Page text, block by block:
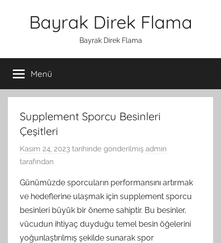
Bayrak Direk Flama
Bayrak Direk Flama
Menü
Supplement Sporcu Besinleri
Çeşitleri
Kasım 24, 2023 tarihinde gönderilmiş admin
tarafından
Günümüzde sporcuların performansını artırmak
ve hedeflerine ulaşmak için supplement sporcu
besinleri büyük bir öneme sahiptir. Bu besinler,
vücudun ihtiyaç duyduğu temel besin öğelerini
yoğunlaştırılmış şekilde sunarak spor